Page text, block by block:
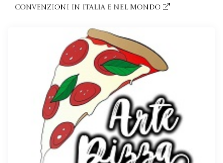
Convenzioni in Italia e nel mondo